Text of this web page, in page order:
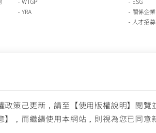
政策己更新，請至【使用版權說明】閱覽
】，而繼續使用本網站，則視為您已同意
YRA
關係企業
人才招募